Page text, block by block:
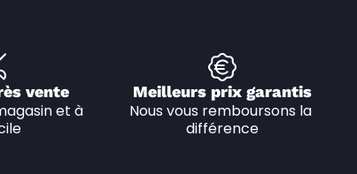
vente
et à
Meilleurs prix garantis
Nous vous remboursons la
différence